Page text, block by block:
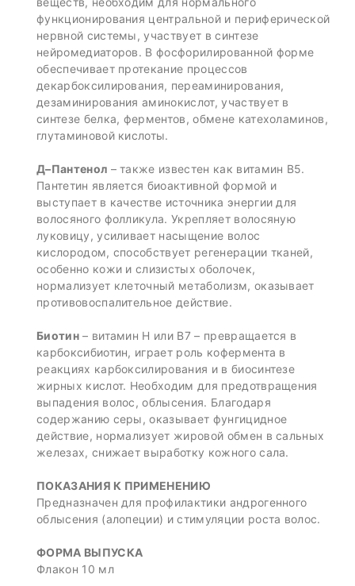
функционирования центральной и периферической
нервной системы, участвует в синтезе
нейромедиаторов. В фосфорилированной форме
обеспечивает протекание процессов
декарбоксилирования, переаминирования,
дезаминирования аминокислот, участвует в
синтезе белка, ферментов, обмене катехоламинов,
глутаминовой кислоты.
Д–Пантенол – также известен как витамин В5.
Пантетин является биоактивной формой и
выступает в качестве источника энергии для
волосяного фолликула. Укрепляет волосяную
луковицу, усиливает насыщение волос
кислородом, способствует регенерации тканей,
особенно кожи и слизистых оболочек,
нормализует клеточный метаболизм, оказывает
противовоспалительное действие.
Биотин– витамин Н или В7 – превращается в
карбоксибиотин, играет роль кофермента в
реакциях карбоксилирования и в биосинтезе
жирных кислот. Необходим для предотвращения
выпадения волос, облысения. Благодаря
содержанию серы, оказывает фунгицидное
действие, нормализует жировой обмен в сальных
железах, снижает выработку кожного сала.
ПОКАЗАНИЯ К ПРИМЕНЕНИЮ
Предназначен для профилактики андрогенного
облысения (алопеции) и стимуляции роста волос.
ФОРМА ВЫПУСКА
Флакон 10 мл